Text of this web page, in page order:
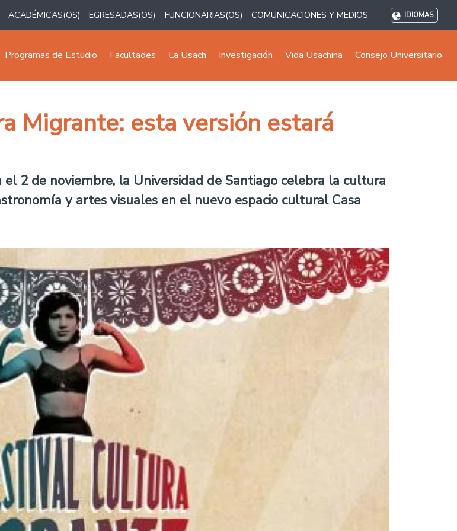
ACADÉMICAS(OS) EGRESADAS(OS) FUNCIONARIAS(OS) COMUNICACIONES Y MEDIOS IDIOMAS
Programas de Estudio Facultades La Usach Investigación Vida Usachina Consejo Universitario
Migrante: esta versión estará
2 de noviembre, la Universidad de Santiago celebra la cultura
y artes visuales en el nuevo espacio cultural Casa